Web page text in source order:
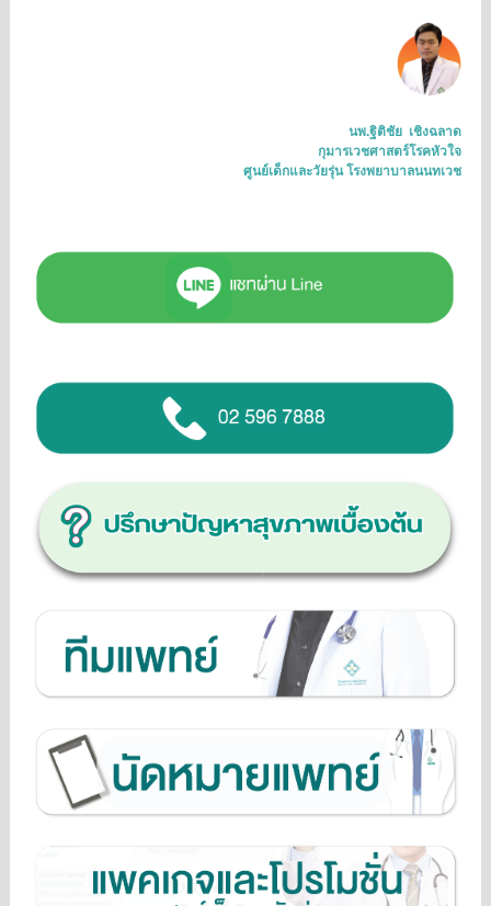
นพ.ฐิติชัย เชิงฉลาด
กุมารเวชศาสตร์โรคหัวใจ
ศูนย์เด็กและวัยรุ่น โรงพยาบาลนนทเวช